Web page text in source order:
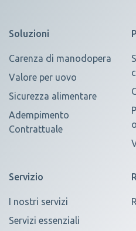
Soluzioni
Carenza di manodopera
Valore per uovo
Sicurezza alimentare
Adempimento
Contrattuale
Servizio
I nostri servizi
Servizi essenziali